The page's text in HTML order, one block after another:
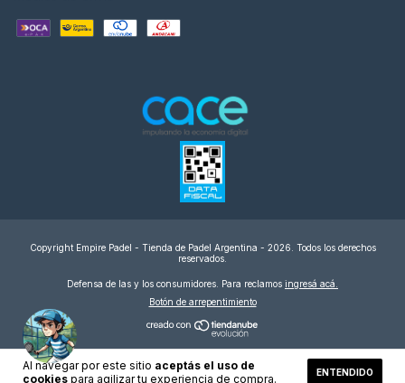
Al navegar por este sitio aceptás el uso de
cookies para agilizar tu experiencia de compra. ENTENDIDO
Copyright Empire Padel - Tienda de Padel Argentina - 2026. Todos los derechos
reservados.
Defensa de las y los consumidores. Para reclamos ingresá acá.
Botón de arrepentimiento